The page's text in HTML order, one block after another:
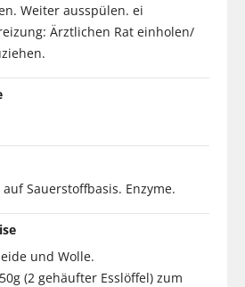
Weiter ausspülen. ei
Ärztlichen Rat einholen/
Sauerstoffbasis. Enzyme.
und Wolle.
(2 gehäufter Esslöffel) zum